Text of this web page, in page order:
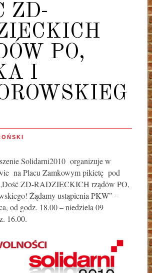
ZD-
PO,
I
Solidarni2010 organizuje w
na Placu Zamkowym pikietę pod
„Dość ZD-RADZIECKICH rządów PO,
Żądamy ustąpienia PKW” –
od godz. 18.00 – niedziela 09
16.00.